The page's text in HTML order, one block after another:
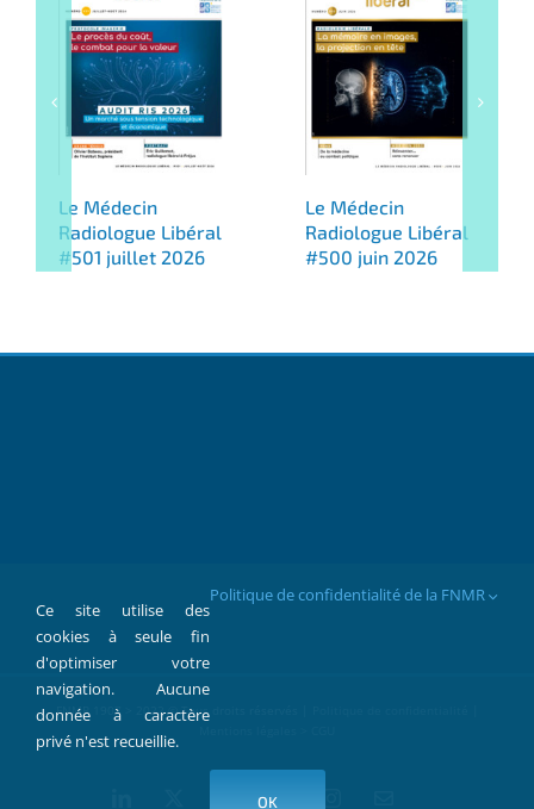
Le Médecin
Radiologue Libéral
#501 juillet 2026
Le Médecin
Radiologue Libéral
#500 juin 2026
FNMR 1907 > 2022 © Tous droits réservés |
Facebook
Ce site utilise des
cookies à seule fin
d'optimiser votre
navigation. Aucune
donnée à caractère
privé n'est recueillie.
Politique de confidentialité de la FNMR
OK